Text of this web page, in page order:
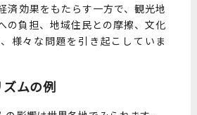
済効果をもたらす一方で、観光地
の負担、地域住民との摩擦、文化
様々な問題を引き起こしていま
ムの例